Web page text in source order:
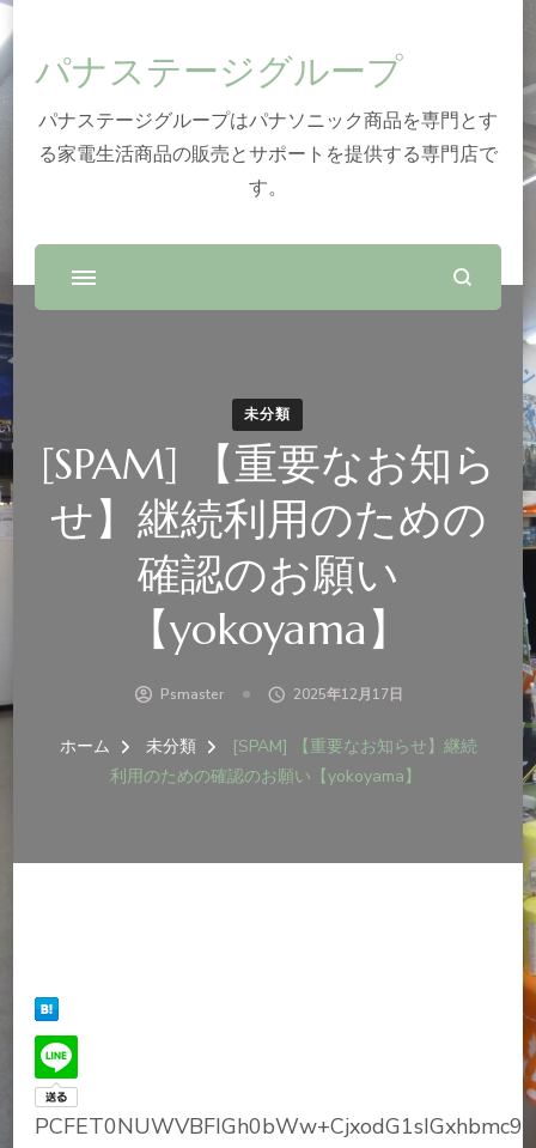
パナステージグループ
パナステージグループはパナソニック商品を専門とす
る家電生活商品の販売とサポートを提供する専門店で
す。
未分類
[SPAM] 【重要なお知ら
せ】継続利用のための
確認のお願い
【yokoyama】
Psmaster 2025年12月17日
ホーム 未分類
[SPAM] 【重要なお知らせ】継続
利用のための確認のお願い【yokoyama】